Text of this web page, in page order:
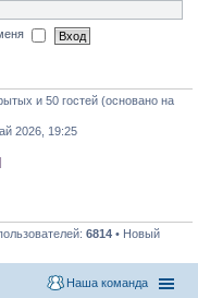
и 50 гостей (основано на
2026, 19:25
6814 • Новый
Наша команда